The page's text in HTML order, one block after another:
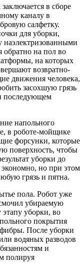
в сборе
каналу в
салфетку.
для уборки,
наэлектризованными
обратно на пол во
на которых
возвратно-
движения человека,
засохшую грязь
последующем
напольного
в роботе-мойщике
форсунки, которые
поверхность, чтобы
уборки до
экономно, но при этом
грязь и пятна.
пола. Робот уже
убираемую
уборки, во
покрытия
После уборки
водяных разводов
и
полируя